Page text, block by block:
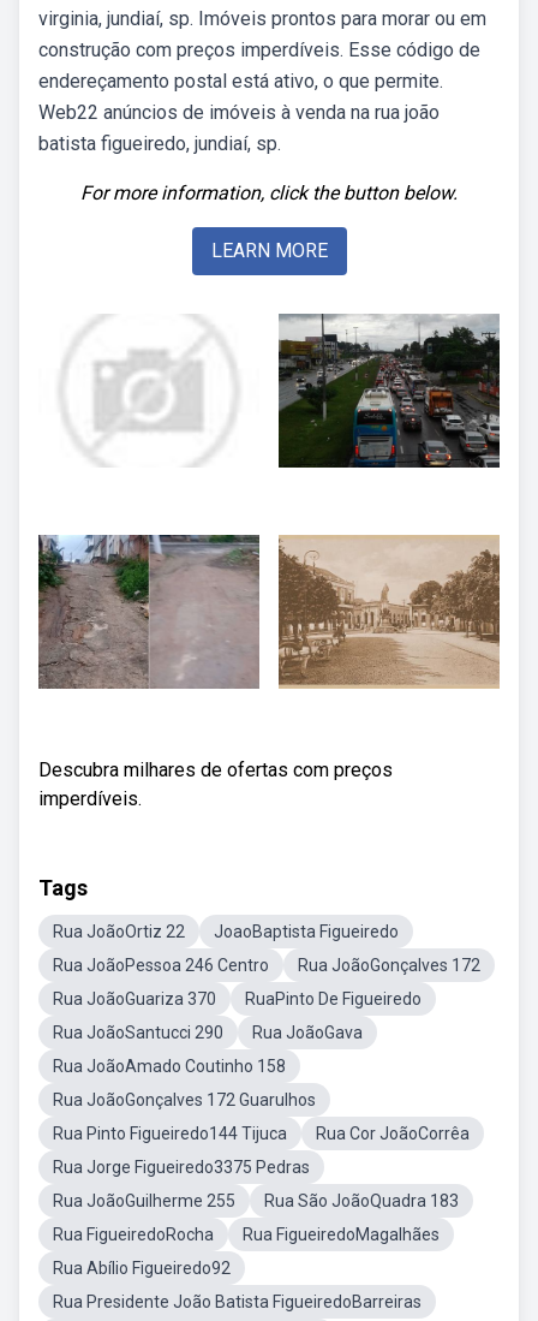
virginia, jundiaí, sp. Imóveis prontos para morar ou em
construção com preços imperdíveis. Esse código de
endereçamento postal está ativo, o que permite.
Web22 anúncios de imóveis à venda na rua joão
batista figueiredo, jundiaí, sp.
For more information, click the button below.
LEARN MORE
Descubra milhares de ofertas com preços
imperdíveis.
Tags
Rua JoãoOrtiz 22
JoaoBaptista Figueiredo
Rua JoãoPessoa 246 Centro
Rua JoãoGonçalves 172
Rua JoãoGuariza 370
RuaPinto De Figueiredo
Rua JoãoSantucci 290
Rua JoãoGava
Rua JoãoAmado Coutinho 158
Rua JoãoGonçalves 172 Guarulhos
Rua Pinto Figueiredo144 Tijuca
Rua Cor JoãoCorrêa
Rua Jorge Figueiredo3375 Pedras
Rua JoãoGuilherme 255
Rua São JoãoQuadra 183
Rua FigueiredoRocha
Rua FigueiredoMagalhães
Rua Abílio Figueiredo92
Rua Presidente João Batista FigueiredoBarreiras